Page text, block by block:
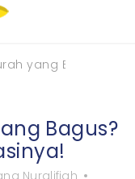
yang Bagus?
Bagus?
Nuralifiah